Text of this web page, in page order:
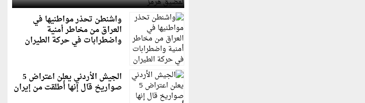
واشنطن تحذر مواطنيها في
العراق من مخاطر أمنية
واضطرابات في حركة الطيران
الجيش الأردني يعلن اعتراض 5
صواريخ قال إنها أُطلقت من إيران